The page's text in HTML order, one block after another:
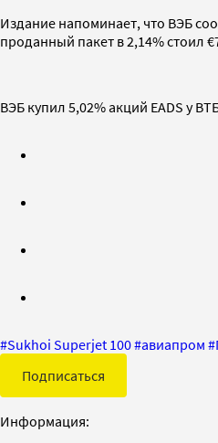
Издание напоминает, что ВЭБ
проданный пакет в 2,14% стоил
ВЭБ купил 5,02% акций EADS у
#Sukhoi Superjet 100#авиапром #
Подписаться
Информация: